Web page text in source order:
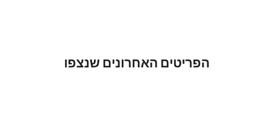
הפריטים האחרונים שנצפו